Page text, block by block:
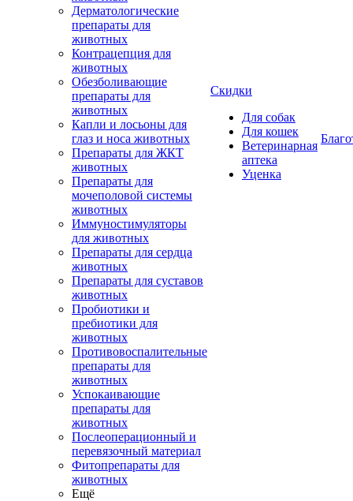
Дерматологические
препараты для
животных
Контрацепция для
животных
Обезболивающие
препараты для
животных
Капли и лосьоны для
глаз и носа животных
Препараты для ЖКТ
животных
Препараты для
мочеполовой системы
животных
Иммуностимуляторы
для животных
Препараты для сердца
животных
Препараты для суставов
животных
Пробиотики и
пребиотики для
животных
Противовоспалительные
препараты для
животных
Успокаивающие
препараты для
животных
Послеоперационный и
перевязочный материал
Фитопрепараты для
животных
Ещё
Скидки
Для собак
Для кошек
Ветеринарная
аптека
Уценка